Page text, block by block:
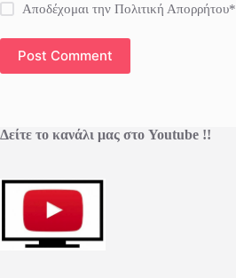
Αποδέχομαι την Πολιτική Απορρήτου*
Post Comment
Δείτε το κανάλι μας στο Youtube !!